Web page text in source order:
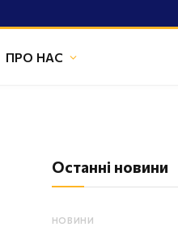
ПРО НАС
Останні новини
НОВИНИ